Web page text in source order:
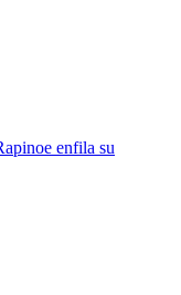
enfila su